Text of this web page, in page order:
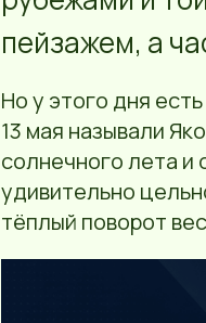
пейзажем, а
Но у этого дня
13 мая называли
солнечного лета и
удивительно
тёплый поворот